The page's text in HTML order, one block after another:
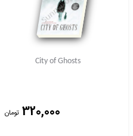
City of Ghosts
320,000 تومان